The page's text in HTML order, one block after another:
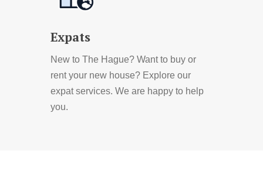
Expats
New to The Hague? Want to buy or
rent your new house? Explore our
expat services. We are happy to help
you.